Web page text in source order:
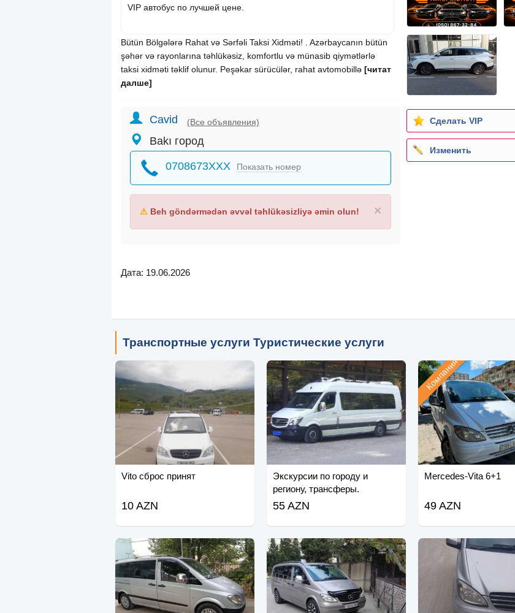
VIP автобус по лучшей цене.
Bütün Bölgələrə Rahat və Sərfəli Taksi Xidməti! . Azərbaycanın bütün
şəhər və rayonlarına təhlükəsiz, komfortlu və münasib qiymətlərlə
taksi xidməti təklif olunur. Peşəkar sürücülər, rahat avtomobillə [читат
далше]
Cavid (Все объявления)
Bakı город
0708673XXX Показать номер
×
⚠ Beh göndərmədən əvvəl təhlükəsizliyə əmin olun!
Дата: 19.06.2026
Сделать VIP
Изменить
Транспортные услуги Туристические услуги
Vito сброс принят
10 AZN
Экскурсии по городу и
региону, трансферы.
Спринтер.
55 AZN
Mercedes-Vita 6+1
Компания
49 AZN